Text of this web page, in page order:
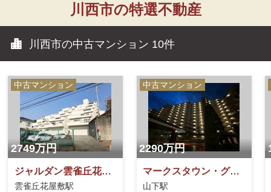
川西市の特選不動産
川西市の中古マンション 10件
中古マンション
2749万円
ジャルダン雲雀丘花屋敷
雲雀丘花屋敷駅
中古マンション
2290万円
マークスタウン・グランフィーネ川西
山下駅